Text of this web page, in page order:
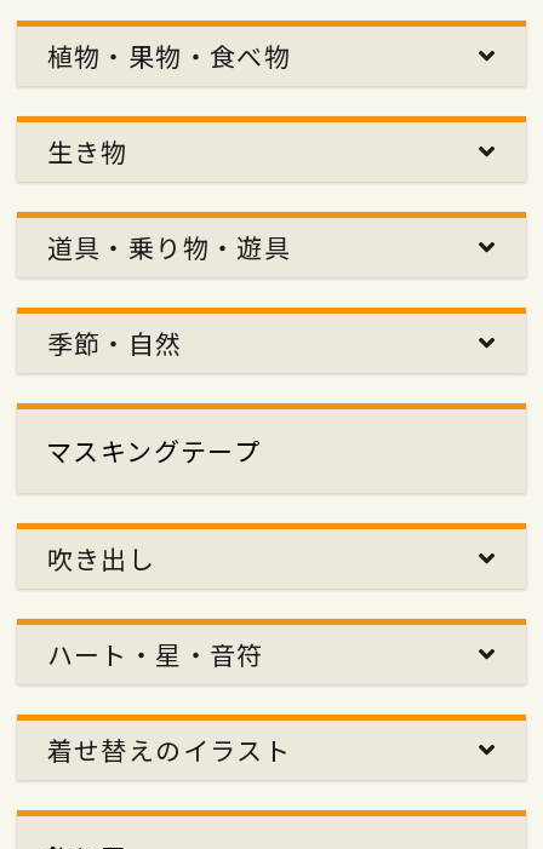
植物・果物・食べ物
生き物
道具・乗り物・遊具
季節・自然
マスキングテープ
吹き出し
ハート・星・音符
着せ替えのイラスト